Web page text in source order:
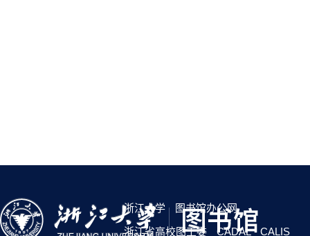
浙江大学
图书馆办公网
浙江省高校图工委
CADAL CALIS